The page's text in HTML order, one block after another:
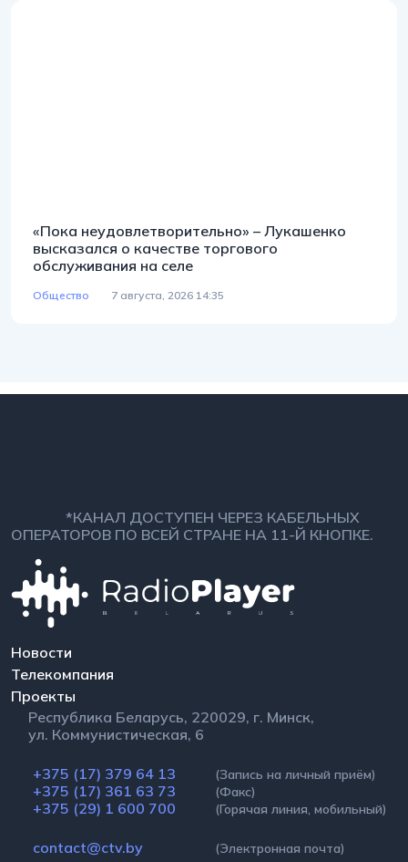
«Пока неудовлетворительно» – Лукашенко
высказался о качестве торгового
обслуживания на селе
Общество 7 августа, 2026 14:35
*КАНАЛ ДОСТУПЕН ЧЕРЕЗ КАБЕЛЬНЫХ
ОПЕРАТОРОВ ПО ВСЕЙ СТРАНЕ НА 11-Й КНОПКЕ.
Новости
Телекомпания
Проекты
Республика Беларусь, 220029, г. Минск,
ул. Коммунистическая, 6
+375 (17) 379 64 13 (Запись на личный приём)
+375 (17) 361 63 73 (Факс)
+375 (29) 1 600 700 (Горячая линия, мобильный)
contact@ctv.by (Электронная почта)